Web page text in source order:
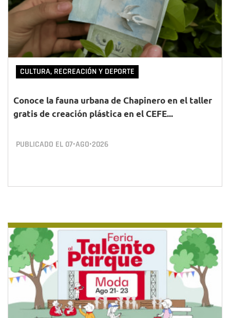
CULTURA, RECREACIÓN Y DEPORTE
Conoce la fauna urbana de Chapinero en el taller
gratis de creación plástica en el CEFE...
PUBLICADO EL 07•AGO•2026